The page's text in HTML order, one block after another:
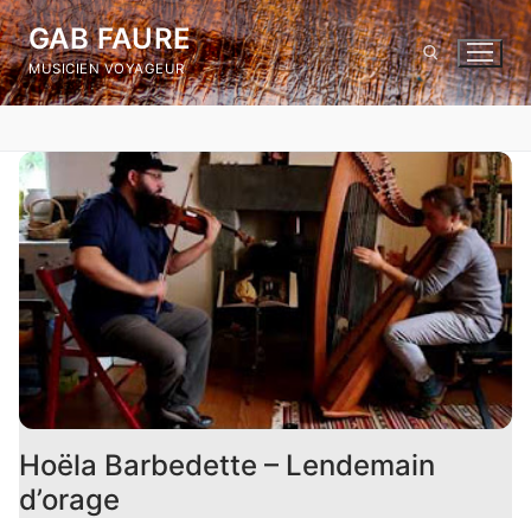
Skip
to
content
GAB FAURE
MUSICIEN VOYAGEUR
Search for:
Hoëla Barbedette – Lendemain
d’orage